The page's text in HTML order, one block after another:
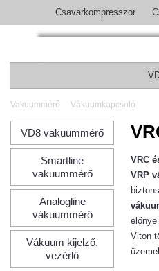
Csavarkompresszor
Vakuummérő Vákuumkapcsoló
VRC
VRP
előnye
Viton
VD8 vakuummérő
Smartline
vakuummérő
Analogline
vákuummérő
Vákuum kijelző,
vezérlő